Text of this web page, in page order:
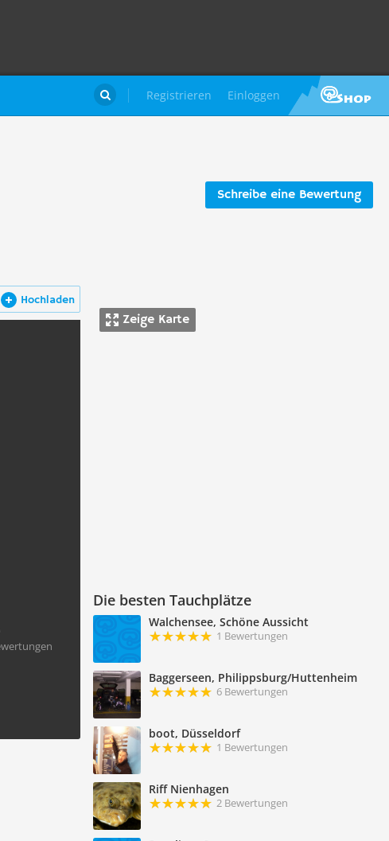
Registrieren Einloggen

Schreibe eine Bewertung
Zeige Karte
Die besten Tauchplätze
Walchensee, Schöne Aussicht
1 Bewertungen
Baggerseen, Philippsburg/Huttenheim
6 Bewertungen
boot, Düsseldorf
1 Bewertungen
Riff Nienhagen
2 Bewertungen
Hochladen